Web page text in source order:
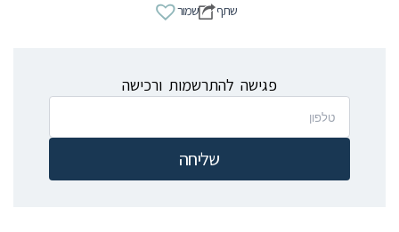
שמור שתף
פגישה להתרשמות ורכישה
שליחה